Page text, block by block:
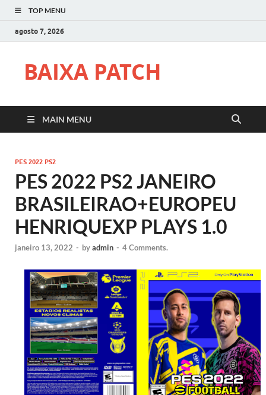
TOP MENU
agosto 7, 2026
BAIXA PATCH
MAIN MENU
PES 2022 PS2
PES 2022 PS2 JANEIRO
BRASILEIRAO+EUROPEU
HENRIQUEXP PLAYS 1.0
janeiro 13, 2022 - byadmin - 4 Comments.